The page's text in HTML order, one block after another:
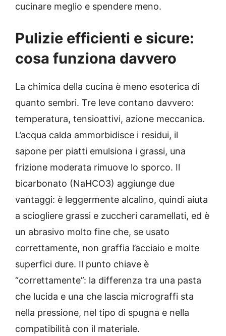
cucinare meglio e spendere meno.
Pulizie efficienti e sicure:
cosa funziona davvero
La chimica della cucina è meno esoterica di
quanto sembri. Tre leve contano davvero:
temperatura, tensioattivi, azione meccanica.
L’acqua calda ammorbidisce i residui, il
sapone per piatti emulsiona i grassi, una
frizione moderata rimuove lo sporco. Il
bicarbonato (NaHCO3) aggiunge due
vantaggi: è leggermente alcalino, quindi aiuta
a sciogliere grassi e zuccheri caramellati, ed è
un abrasivo molto fine che, se usato
correttamente, non graffia l’acciaio e molte
superfici dure. Il punto chiave è
“correttamente”: la differenza tra una pasta
che lucida e una che lascia micrograffi sta
nella pressione, nel tipo di spugna e nella
compatibilità con il materiale.